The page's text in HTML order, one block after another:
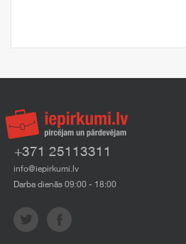
+371 25113311
info@iepirkumi.lv
Darba dienās 09:00 - 18:00